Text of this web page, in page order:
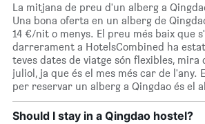
La mitjana de preu d'un alberg a
Una bona oferta en un alberg de
14 €/nit o menys. El preu més baix que
darrerament a HotelsCombined ha
teves dates de viatge són flexibles, mira
juliol, ja que és el mes més car de l'any.
per reservar un alberg a Qingdao és el
Should I stay in a Qingdao hostel?